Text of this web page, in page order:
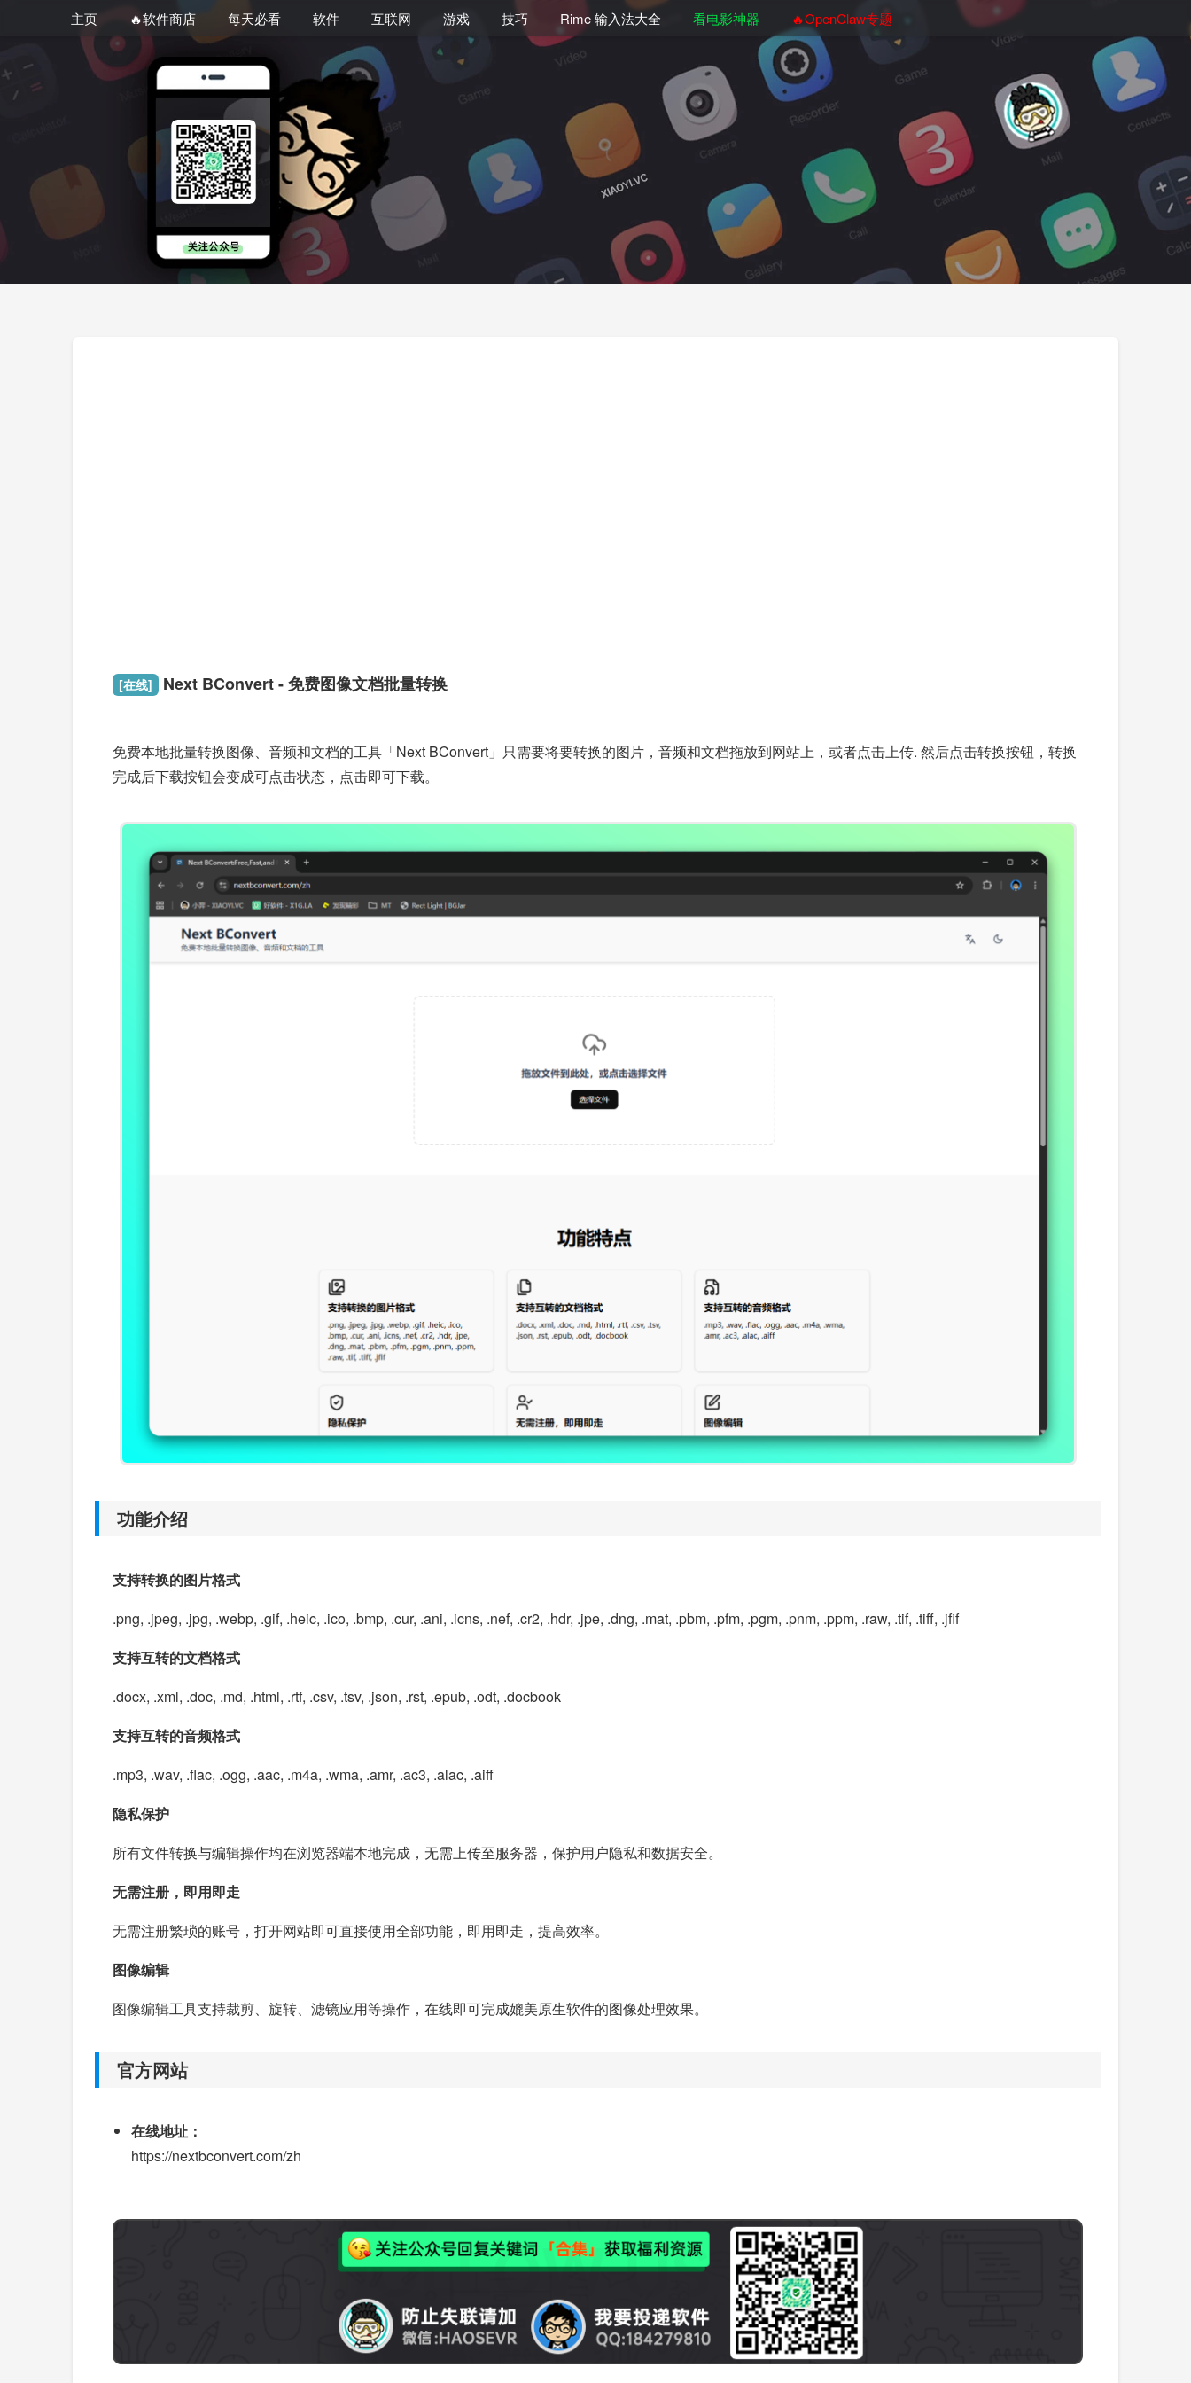
主页 🔥软件商店 每天必看 软件 互联网 游戏 技巧 Rime 输入法大全 看电影神器 🔥OpenClaw专题
[在线] Next BConvert - 免费图像文档批量转换
免费本地批量转换图像、音频和文档的工具「Next BConvert」只需要将要转换的图片，音频和文档拖放到网站上，或者点击上传. 然后点击转换按钮，转换
完成后下载按钮会变成可点击状态，点击即可下载。
功能介绍
支持转换的图片格式
.png, .jpeg, .jpg, .webp, .gif, .heic, .ico, .bmp, .cur, .ani, .icns, .nef, .cr2, .hdr, .jpe, .dng, .mat, .pbm, .pfm, .pgm, .pnm, .ppm, .raw, .tif, .tiff, .jfif
支持互转的文档格式
.docx, .xml, .doc, .md, .html, .rtf, .csv, .tsv, .json, .rst, .epub, .odt, .docbook
支持互转的音频格式
.mp3, .wav, .flac, .ogg, .aac, .m4a, .wma, .amr, .ac3, .alac, .aiff
隐私保护
所有文件转换与编辑操作均在浏览器端本地完成，无需上传至服务器，保护用户隐私和数据安全。
无需注册，即用即走
无需注册繁琐的账号，打开网站即可直接使用全部功能，即用即走，提高效率。
图像编辑
图像编辑工具支持裁剪、旋转、滤镜应用等操作，在线即可完成媲美原生软件的图像处理效果。
官方网站
在线地址：
https://nextbconvert.com/zh